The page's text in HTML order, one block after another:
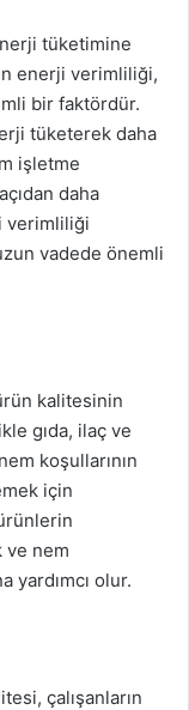
tüketimine
enerji verimliliği,
bir faktördür.
tüketerek daha
işletme
daha
verimliliği
vadede önemli
kalitesinin
gıda, ilaç ve
koşullarının
için
ve nem
yardımcı olur.
çalışanların